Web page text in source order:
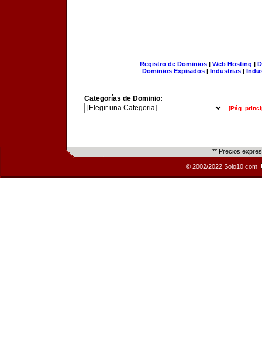
Registro de Dominios| Web Hosting |
Dominios Expirados | Industrias |
Categorías de Dominio:
[Pág.
** Precios
© 2002/2022 Solo10.com